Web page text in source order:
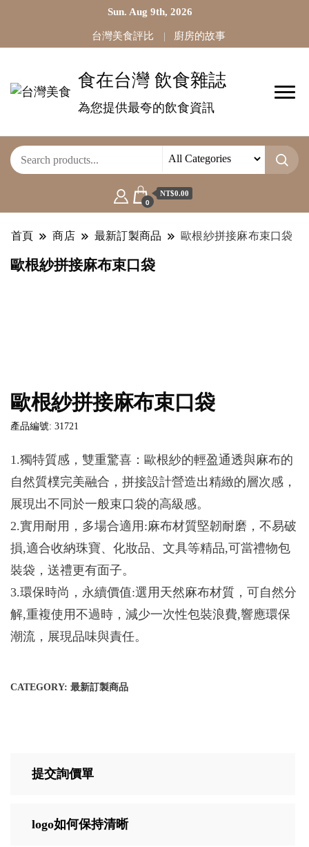
Sun. Aug 9th, 2026
台灣美食評比 廚房的故事
食在台灣 飲食雜誌
為您提供最夸的飲食資訊
0
NT$0.00
首頁 商店 最新訂製商品 歐根紗拼接麻布束口袋
歐根紗拼接麻布束口袋
歐根紗拼接麻布束口袋
產品編號: 31721
1.獨特質感，雙重驚喜：歐根紗的輕盈通透與麻布的
自然質樸完美融合，拼接設計營造出精緻的層次感，
展現出不同於一般束口袋的高級感。
2.實用耐用，多場合適用:麻布材質堅韌耐磨，不易破
損,適合收納珠寶、化妝品、文具等精品,可當禮物包
裝袋，送禮更有面子。
3.環保時尚，永續價值:選用天然麻布材質，可自然分
解,重複使用不過時，減少一次性包裝浪費,響應環保
潮流，展現品味與責任。
CATEGORY: 最新訂製商品
提交詢價單
logo如何保持清晰